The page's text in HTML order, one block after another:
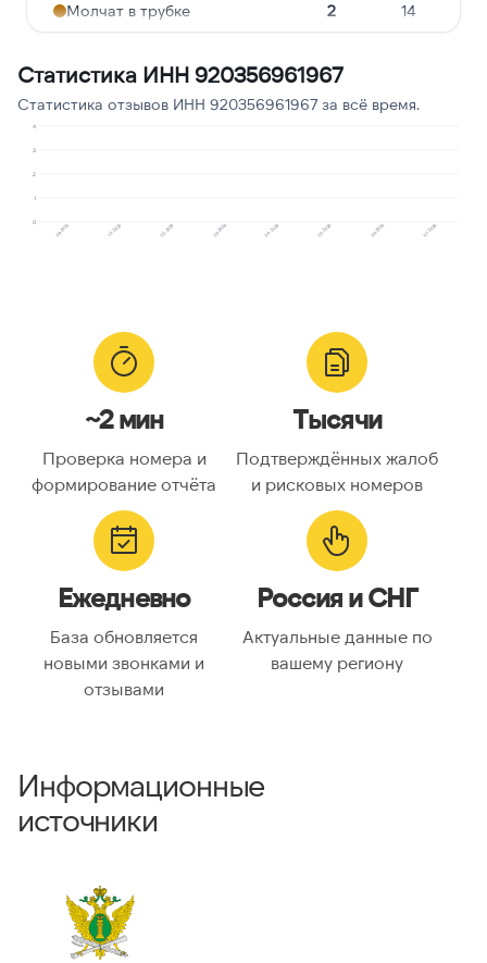
Молчат в трубке 2 14
Статистика ИНН 920356961967
Статистика отзывов ИНН 920356961967 за всё время.
0
1
2
3
4
09.2025 10.2025 02.2026 03.2026 04.2026 05.2026 06.2026 07.2026
~2 мин
Проверка номера и
формирование отчёта
Тысячи
Подтверждённых жалоб
и рисковых номеров
Ежедневно
База обновляется
новыми звонками и
отзывами
Россия и СНГ
Актуальные данные по
вашему региону
Информационные
источники